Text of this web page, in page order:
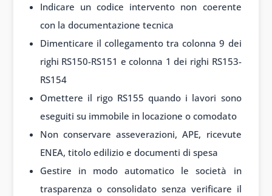
Indicare un codice intervento non coerente
con la documentazione tecnica
Dimenticare il collegamento tra colonna 9 dei
righi RS150-RS151 e colonna 1 dei righi RS153-
RS154
Omettere il rigo RS155 quando i lavori sono
eseguiti su immobile in locazione o comodato
Non conservare asseverazioni, APE, ricevute
ENEA, titolo edilizio e documenti di spesa
Gestire in modo automatico le società in
trasparenza o consolidato senza verificare il